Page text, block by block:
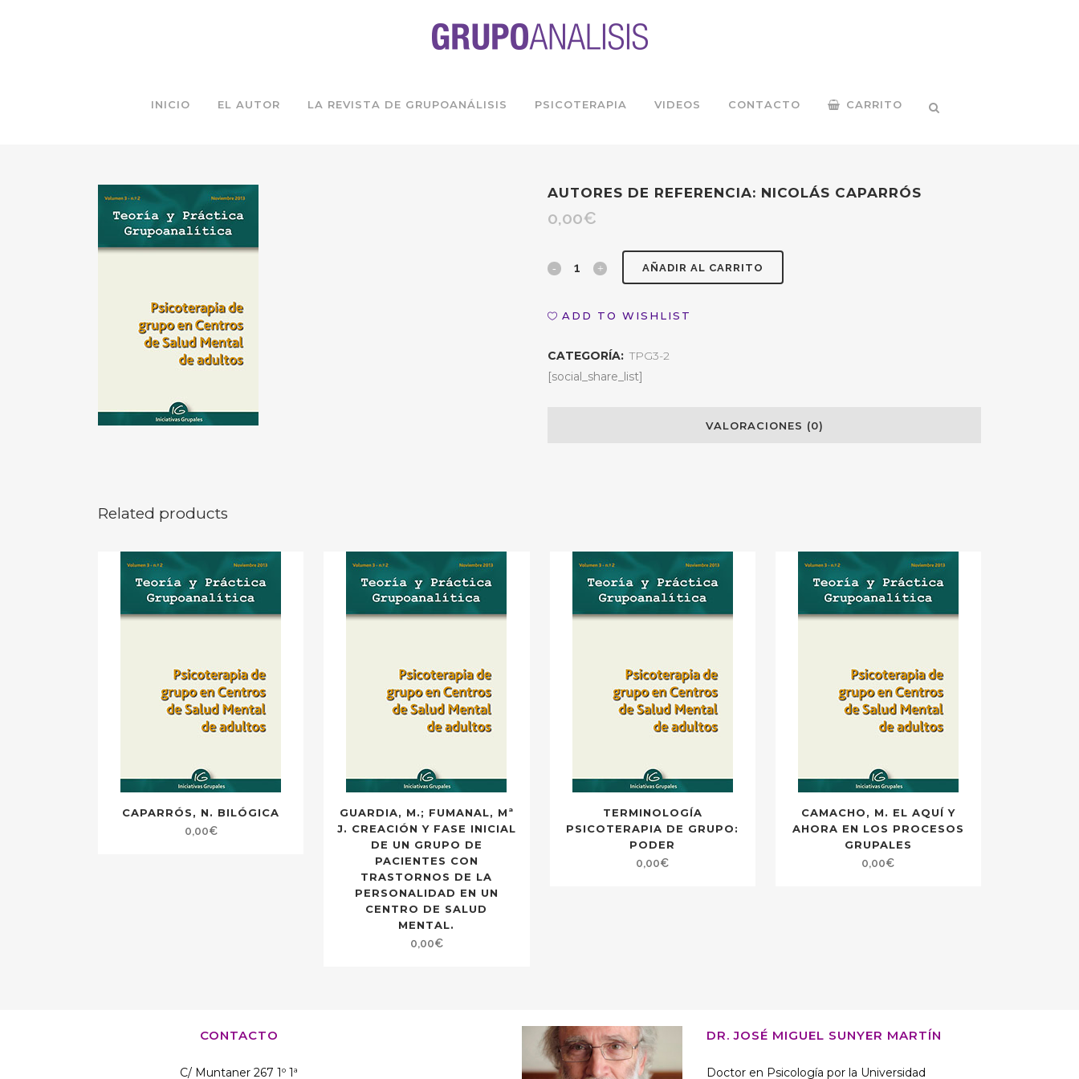
INICIO EL AUTOR LA REVISTA DE GRUPOANÁLISIS PSICOTERAPIA VIDEOS CONTACTO CARRITO
AUTORES DE REFERENCIA: NICOLÁS CAPARRÓS
0,00€
Autores
Nicolás
Caparrós
AÑADIR AL CARRITO
ADD TO WISHLIST
CATEGORÍA: TPG3-2
[social_share_list]
VALORACIONES (0)
Related products
CAPARRÓS, N. BILÓGICA
0,00€
GUARDIA, M.; FUMANAL, Mª
J. CREACIÓN Y FASE INICIAL
DE UN GRUPO DE
PACIENTES CON
TRASTORNOS DE LA
PERSONALIDAD EN UN
CENTRO DE SALUD
MENTAL.
0,00€
TERMINOLOGÍA
PSICOTERAPIA DE GRUPO:
PODER
0,00€
CAMACHO, M. EL AQUÍ Y
AHORA EN LOS PROCESOS
GRUPALES
0,00€
CONTACTO
C/ Muntaner 267 1º 1ª
DR. JOSÉ MIGUEL SUNYER MARTÍN
Doctor en Psicología por la Universidad